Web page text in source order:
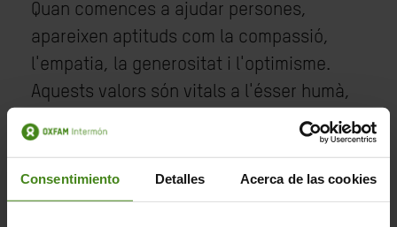
Consentimiento Detalles Acerca de las cookies
Quan comences a ajudar persones,
apareixen aptituds com la compassió,
l'empatia, la generositat i l'optimisme.
Aquests valors són vitals a l'ésser humà,
tant a nivell individual, com social i amb ells